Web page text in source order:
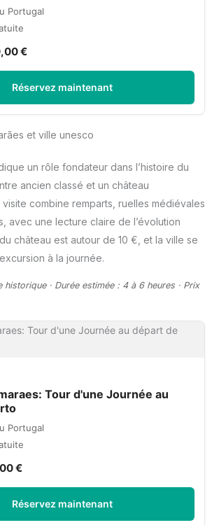
Portugal
€
Réservez maintenant
et ville unesco
un rôle fondateur dans l’histoire du
ancien classé et un château
visite combine remparts, ruelles médiévales
avec une lecture claire de l’évolution
château est autour de 10 €, et la ville se
à la journée.
historique · Durée estimée : 4 à 6 heures · Prix
Tour d'une Journée au
Portugal
€
Réservez maintenant